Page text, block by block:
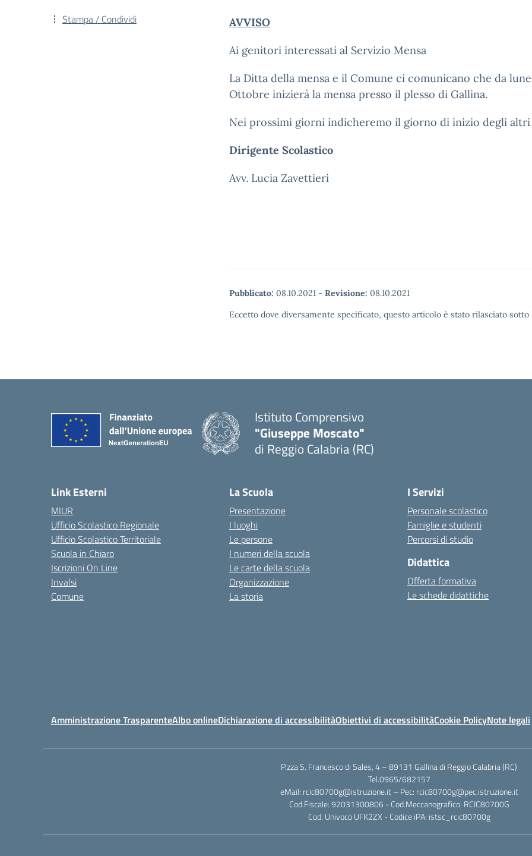
AVVISO
Ai genitori interessati al Servizio Mensa
La Ditta della mensa e il Comune ci comunicano che da
Ottobre inizierà la mensa presso il plesso di Gallina.
Nei prossimi giorni indicheremo il giorno di inizio degli altri
Dirigente Scolastico
Avv. Lucia Zavettieri
Pubblicato: 08.10.2021 - Revisione: 08.10.2021
Eccetto dove diversamente specificato, questo articolo è stato rilasciato
Stampa / Condividi
Istituto Comprensivo
"Giuseppe Moscato"
di Reggio Calabria (RC)
Link Esterni
MIUR
Ufficio Scolastico Regionale
Ufficio Scolastico Territoriale
Scuola in Chiaro
Iscrizioni On Line
Invalsi
Comune
La Scuola
Presentazione
I luoghi
Le persone
I numeri della scuola
Le carte della scuola
Organizzazione
La storia
I Servizi
Personale scolastico
Famiglie e studenti
Percorsi di studio
Didattica
Offerta formativa
Le schede didattiche
Amministrazione TrasparenteAlbo onlineDichiarazione di accessibilitàObiettivi di accessibilitàCookie PolicyNote legali
P.zza S. Francesco di Sales, 4 – 89131 Gallina di Reggio Calabria (RC)
Tel.0965/682157
eMail: rcic80700g@istruzione.it – Pec: rcic80700g@pec.istruzione.it
Cod.Fiscale: 92031300806 - Cod.Meccanografico: RCIC80700G
Cod. Univoco UFK2ZX - Codice iPA: istsc_rcic80700g